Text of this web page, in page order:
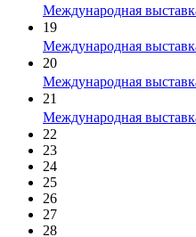
Международная
19
Международная
20
Международная
21
Международная
22
23
24
25
26
27
28